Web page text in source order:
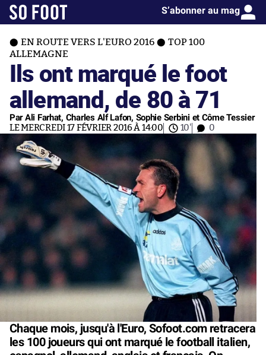
S’abonner au mag
EN ROUTE VERS L'EURO 2016
TOP 100
ALLEMAGNE
Ils ont marqué le foot
allemand, de 80 à 71
Par Ali Farhat, Charles Alf Lafon, Sophie Serbini et Côme Tessier
LE MERCREDI 17 FÉVRIER 2016 À 14:00 10' 0
Chaque mois, jusqu'à l'Euro, Sofoot.com retracera
les 100 joueurs qui ont marqué le football italien,